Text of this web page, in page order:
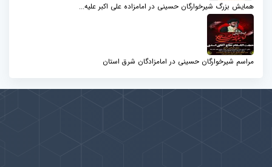
همایش بزرگ شیرخوارگان حسینی در امامزاده علی اکبر علیه...
مراسم شیرخوارگان حسینی در امامزادگان شرق استان